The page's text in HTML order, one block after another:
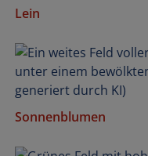
Lein
Sonnenblumen